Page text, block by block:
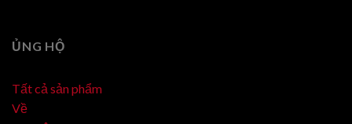
ỦNG HỘ
Tất cả sản phẩm
Về